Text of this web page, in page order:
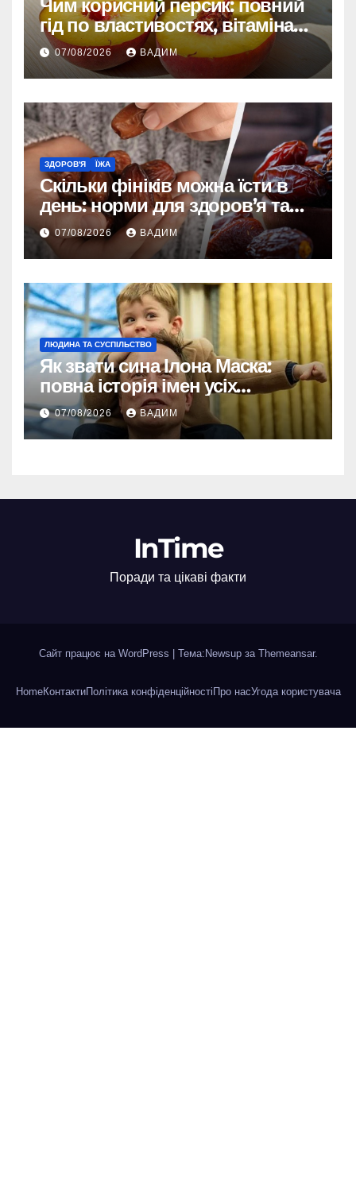
Чим корисний персик: повний
гід по властивостях, вітамінах і
впливі на організм
07/08/2026 ВАДИМ
ЗДОРОВ'Я ЇЖА
Скільки фініків можна їсти в
день: норми для здоров’я та
енергії
07/08/2026 ВАДИМ
ЛЮДИНА ТА СУСПІЛЬСТВО
Як звати сина Ілона Маска:
повна історія імен усіх
хлопчиків мільярдера
07/08/2026 ВАДИМ
InTime
Поради та цікаві факти
Сайт працює на WordPress Тема:Newsup за Themeansar.
HomeКонтактиПолітика конфіденційності Про насУгода користувача